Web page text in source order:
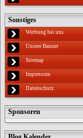
Sonstiges
Werbung bei uns
Unsere Banner
Sitemap
Impressum
Datenschutz
Sponsoren